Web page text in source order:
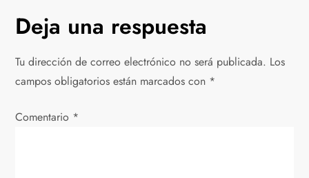
e
g
a
c
Deja una respuesta
Tu dirección de correo electrónico no será publicada. Los
campos obligatorios están marcados con *
Comentario *